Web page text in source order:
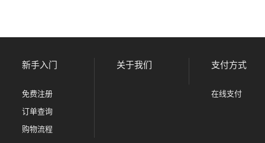
新手入门
免费注册
订单查询
购物流程
关于我们 支付方式
在线支付